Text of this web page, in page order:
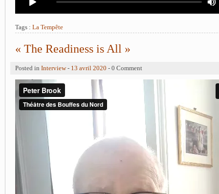
Tags : La Tempête
« The Readiness is All »
Posted in Interview- 13 avril 2020 - 0 Comment